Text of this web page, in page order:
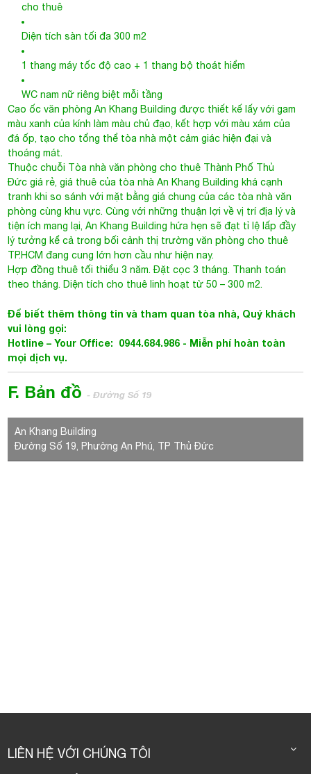
cho thuê
Diện tích sàn tối đa 300 m2
1 thang máy tốc độ cao + 1 thang bộ thoát hiểm
WC nam nữ riêng biệt mỗi tầng
Cao ốc văn phòngAn Khang Building được thiết kế lấy với gam
màu xanh của kính làm màu chủ đạo, kết hợp với màu xám của
đá ốp, tạo cho tổng thể tòa nhà một cảm giác hiện đại và
thoáng mát.
Thuộc chuỗi Tòa nhà văn phòng cho thuê Thành Phố Thủ
Đức giá rẻ, giá thuê của tòa nhà An Khang Building khá cạnh
tranh khi so sánh với mặt bằng giá chung của các tòa nhà văn
phòng cùng khu vực. Cùng với những thuận lợi về vị trí địa lý và
tiện ích mang lại, An Khang Building hứa hẹn sẽ đạt tỉ lệ lấp đầy
lý tưởng kể cả trong bối cảnh thị trường văn phòng cho thuê
TP.HCM đang cung lớn hơn cầu như hiện nay.
Hợp đồng thuê tối thiểu 3 năm. Đặt cọc 3 tháng. Thanh toán
theo tháng. Diện tích cho thuê linh hoạt từ 50 – 300 m2.
Để biết thêm thông tin và tham quan tòa nhà, Quý khách
vui lòng gọi:
Hotline – Your Office: 0944.684.986 - Miễn phí hoàn toàn
mọi dịch vụ.
F. Bản đồ- Đường Số 19
An Khang Building
Đường Số 19, Phường An Phú, TP Thủ Đức
LIÊN HỆ VỚI CHÚNG TÔI